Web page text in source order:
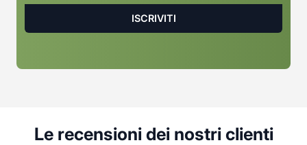
Le recensioni dei nostri clienti